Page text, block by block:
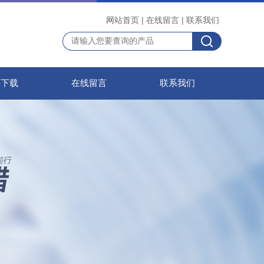
网站首页 | 在线留言 | 联系我们
载 在线留言 联系我们